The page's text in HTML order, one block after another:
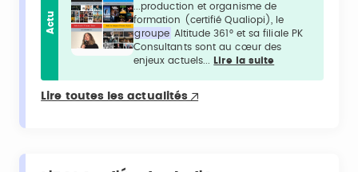
Actu
...production et organisme de
formation (certifié Qualiopi), le
groupe Altitude 361° et sa filiale PK
Consultants sont au cœur des
enjeux actuels...
Lire la suite
Lire toutes les actualités